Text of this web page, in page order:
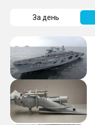
За день